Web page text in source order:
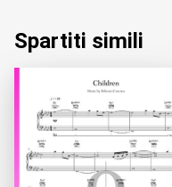
Spartiti simili